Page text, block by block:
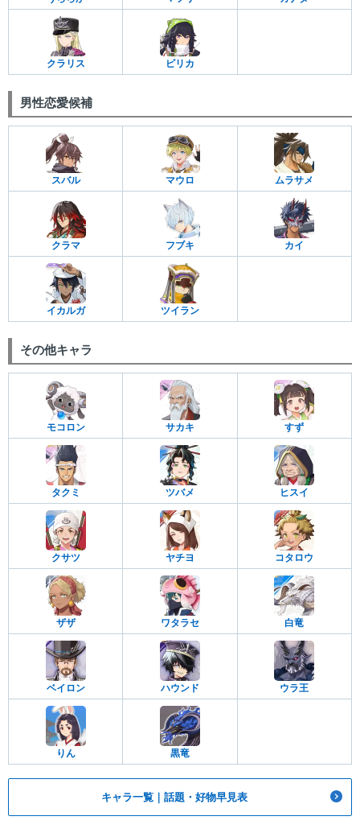
クラリス ピリカ
男性恋愛候補
スバル マウロ ムラサメ
クラマ フブキ カイ
イカルガ ツイラン
その他キャラ
モコロン サカキ すず
タクミ ツバメ ヒスイ
クサツ ヤチヨ コタロウ
ザザ ワタラセ 白竜
ベイロン ハウンド ウラ王
りん 黒竜
キャラ一覧｜話題・好物早見表